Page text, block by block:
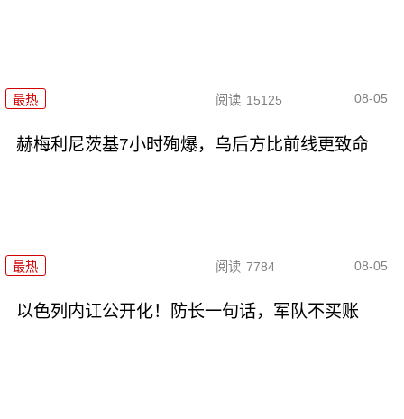
最热 阅读 15125 08-05
赫梅利尼茨基7小时殉爆，乌后方比前线更致命
最热 阅读 7784 08-05
以色列内讧公开化！防长一句话，军队不买账